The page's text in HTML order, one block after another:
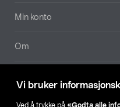
Vi bruker
Ved å trykke på «Godta alle
Min konto
Om
Våre selskaper